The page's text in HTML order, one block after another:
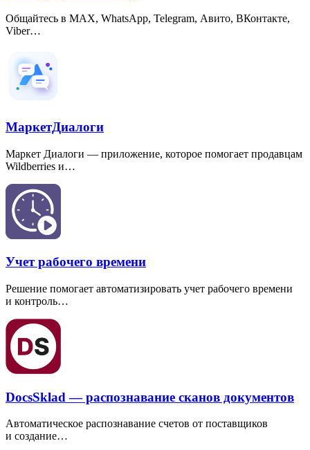
Общайтесь в MAX, WhatsApp, Telegram, Авито, ВКонтакте,
Viber…
МаркетДиалоги
Маркет Диалоги — приложение, которое помогает продавцам
Wildberries и…
Учет рабочего времени
Решение помогает автоматизировать учет рабочего времени
и контроль…
DocsSklad — распознавание сканов документов
Автоматическое распознавание счетов от поставщиков
и создание…